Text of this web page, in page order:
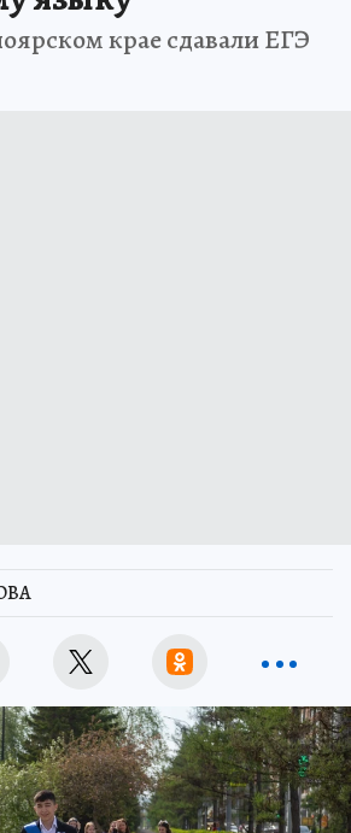
крае сдавали ЕГЭ